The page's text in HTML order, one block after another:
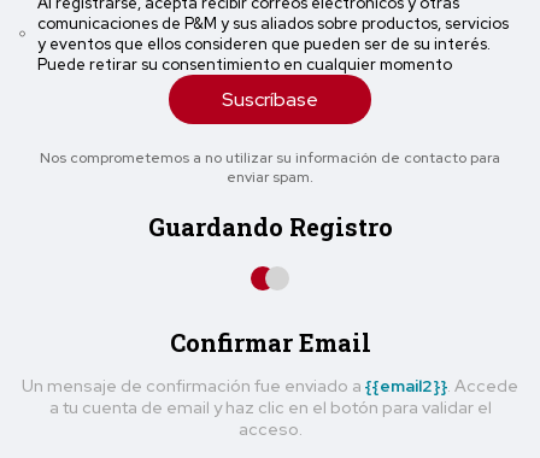
comunicaciones de P&M y sus aliados sobre productos, servicios
y eventos que ellos consideren que pueden ser de su interés.
Puede retirar su consentimiento en cualquier momento
Suscríbase
Nos comprometemos a no utilizar su información de contacto para
enviar spam.
Guardando Registro
Confirmar Email
Un mensaje de confirmación fue enviado a {{email2}} . Accede
a tu cuenta de email y haz clic en el botón para validar el
acceso.